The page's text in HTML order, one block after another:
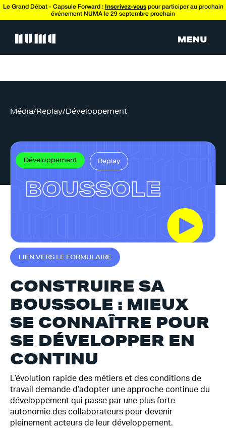
Le Grand Débat - Capsule Forward : Inscrivez-vouspour participer au prochain
événement NUMA le 29 septembre prochain
Média/Replay/Développement
Développement Replay
LIENVERS LE FORMULAIRE
CONSTRUIRE SA
BOUSSOLE : MIEUX
SE CONNAÎTRE POUR
SE DÉVELOPPER EN
CONTINU
L’évolution rapide des métiers et des conditions de
travail demande d’adopter une approche continue du
développement qui passe par une plus forte
autonomie des collaborateurs pour devenir
pleinement acteurs de leur développement.